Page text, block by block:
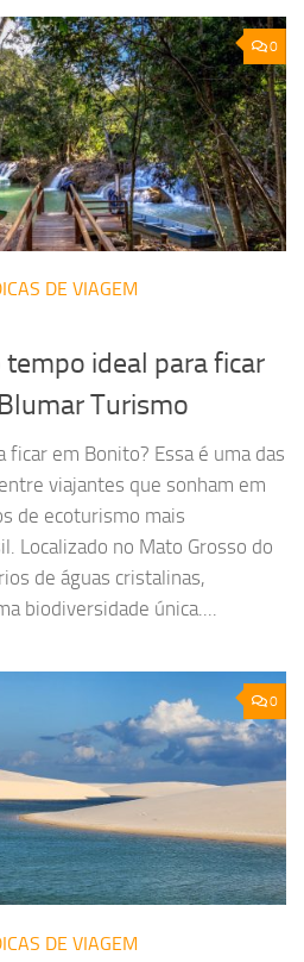
0
DE VIAGEM
tempo ideal para ficar
Turismo
ficar em Bonito? Essa é uma das
viajantes que sonham em
de ecoturismo mais
Localizado no Mato Grosso do
de águas cristalinas,
biodiversidade única....
0
DE VIAGEM